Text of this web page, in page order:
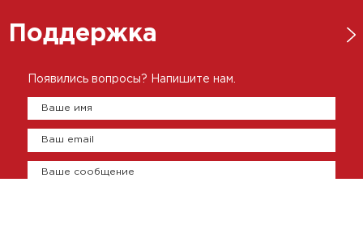
Энергетика
Новости
История
Представительства
Оплата и доставка
Контакты
Поддержка
Каталоги
Брошюры
Сертификаты
Появились вопросы? Напишите нам.
Ваше имя
Ваш email
Ваше сообщение